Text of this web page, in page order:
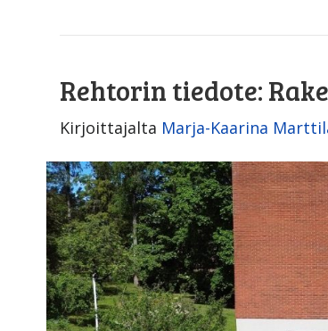
Rehtorin tiedote:
Kirjoittajalta Marja-Kaarina